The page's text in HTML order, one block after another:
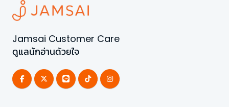
Jamsai Customer Care
ดูแลนักอ่านด้วยใจ